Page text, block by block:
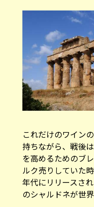
これだけのワイン
持ちながら、戦後
を高めるためのブ
ルク売りしていた
年代にリリースさ
のシャルドネが世